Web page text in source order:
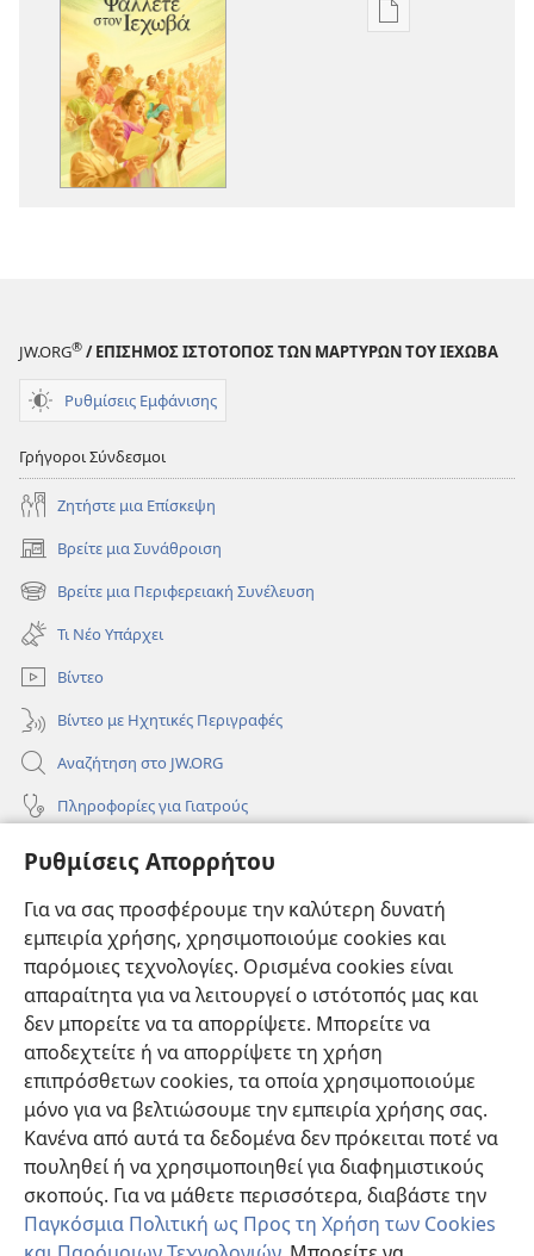
Ρυθμίσεις Απορρήτου
Για να σας προσφέρουμε την καλύτερη δυνατή
εμπειρία χρήσης, χρησιμοποιούμε cookies και
παρόμοιες τεχνολογίες. Ορισμένα cookies είναι
απαραίτητα για να λειτουργεί ο ιστότοπός μας και
δεν μπορείτε να τα απορρίψετε. Μπορείτε να
αποδεχτείτε ή να απορρίψετε τη χρήση
επιπρόσθετων cookies, τα οποία χρησιμοποιούμε
μόνο για να βελτιώσουμε την εμπειρία χρήσης σας.
Κανένα από αυτά τα δεδομένα δεν πρόκειται ποτέ να
πουληθεί ή να χρησιμοποιηθεί για διαφημιστικούς
σκοπούς. Για να μάθετε περισσότερα, διαβάστε την
Παγκόσμια Πολιτική ως Προς τη Χρήση των Cookies
Επιλογές
JW.ORG® / ΕΠΙΣΗΜΟΣ ΙΣΤΟΤΟΠΟΣ ΤΩΝ ΜΑΡΤΥΡΩΝ ΤΟΥ ΙΕΧΩΒΑ
Ρυθμίσεις Εμφάνισης
Γρήγοροι Σύνδεσμοι
Ζητήστε μια Επίσκεψη
Βρείτε μια Συνάθροιση
(ανοίγει
νέο
παράθυρο)
Βρείτε μια Περιφερειακή Συνέλευση
(ανοίγει
νέο
παράθυρο)
Τι Νέο Υπάρχει
Βίντεο
Βίντεο με Ηχητικές Περιγραφές
Αναζήτηση στο JW.ORG
Πληροφορίες για Γιατρούς
Πληροφορίες για Επίσημους Φορείς και ΜΜΕ
Συνεισφορές
(ανοίγει
παράθυρο)ΔΙΑΔΙΚΤΥΑΚΗ ΒΙΒΛΙΟΘΗΚΗ της Σκοπιάς™
(ανοίγει
νέο
παράθυρο)
JW Hub ®
(ανοίγει
νέο
παράθυρο)JW Library®
Βιβλιοθήκη της Σκοπιάς